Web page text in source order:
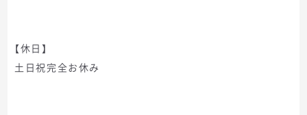
【休日】
土日祝完全お休み